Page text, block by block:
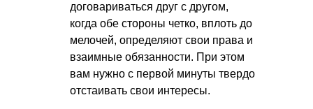
договариваться друг с другом,
когда обе стороны четко, вплоть до
мелочей, определяют свои права и
взаимные обязанности. При этом
вам нужно с первой минуты твердо
отстаивать свои интересы.